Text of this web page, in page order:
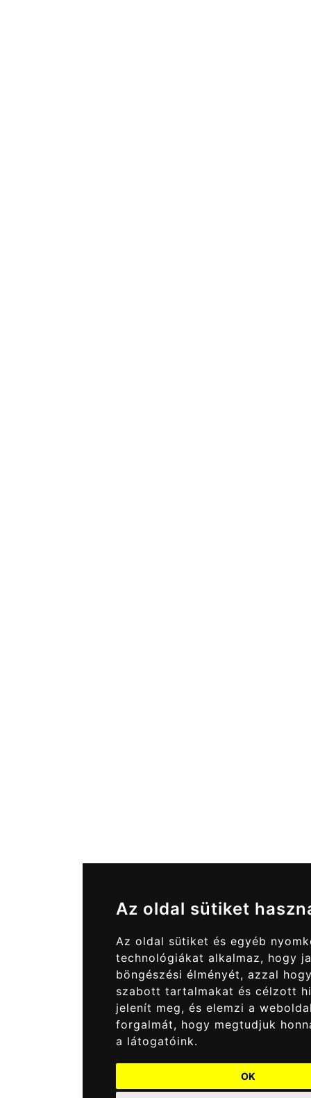
Az oldal sütiket
Az oldal sütiket és egyéb
technológiákat alkalmaz, hogy
böngészési élményét, azzal
szabott tartalmakat és célzott
jelenít meg, és elemzi a
forgalmát, hogy megtudjuk
a látogatóink.
OK